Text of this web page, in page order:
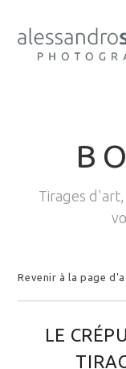
Tirages
Revenir à la page
LE